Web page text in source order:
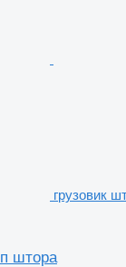
грузовик
штора